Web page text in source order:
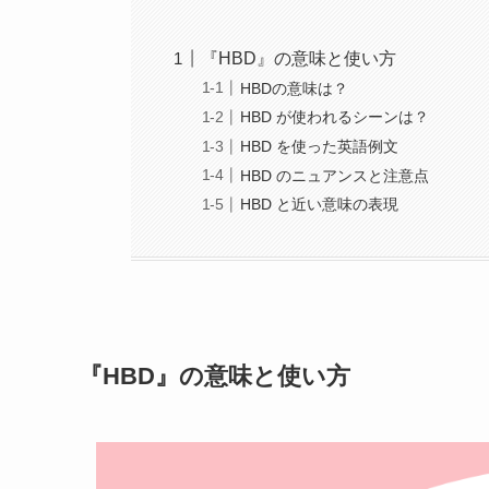
『HBD』の意味と使い方
HBDの意味は？
HBD が使われるシーンは？
HBD を使った英語例文
HBD のニュアンスと注意点
HBD と近い意味の表現
『HBD』の意味と使い方